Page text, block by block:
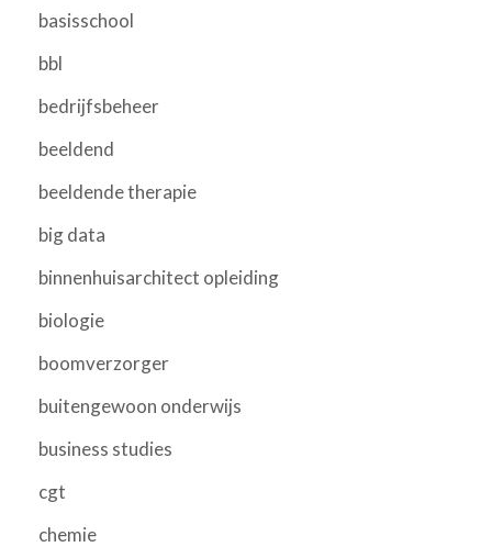
basisschool
bbl
bedrijfsbeheer
beeldend
beeldende therapie
big data
binnenhuisarchitect opleiding
biologie
boomverzorger
buitengewoon onderwijs
business studies
cgt
chemie